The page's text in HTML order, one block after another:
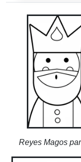
Reyes Magos